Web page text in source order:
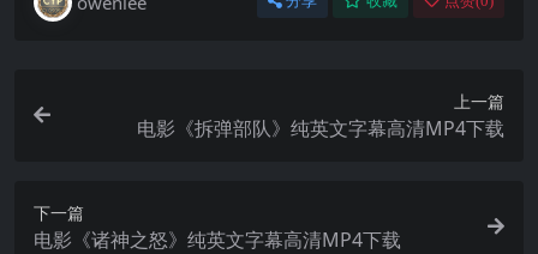
上一篇
电影《拆弹部队》纯英文字幕高清MP4下载
下一篇
电影《诸神之怒》纯英文字幕高清MP4下载